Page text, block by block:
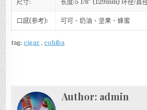
尺寸: 长度:5 1/8″ (129mm) 环径/直
口感(参考): 可可、奶油、坚果、蜂蜜
tag:cigar ,cohiba
Author: admin